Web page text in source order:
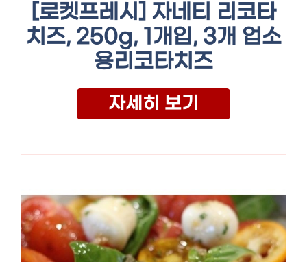
[로켓프레시] 자네티 리코타
치즈, 250g, 1개입, 3개 업소
용리코타치즈
자세히 보기